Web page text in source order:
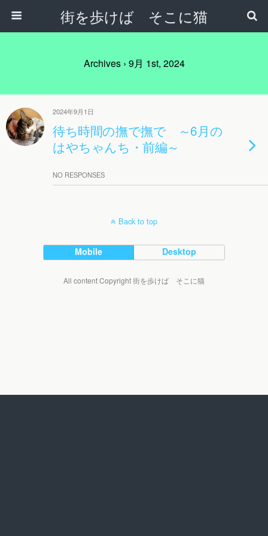
街を歩けば そこに猫
Archives › 9月 1st, 2024
2024年9月1日
待ち時間の撫で撫で ～6月の
はやちゃんち・前編～
NO RESPONSES
Back to top
Mobile Desktop
All content Copyright 街を歩けば そこに猫